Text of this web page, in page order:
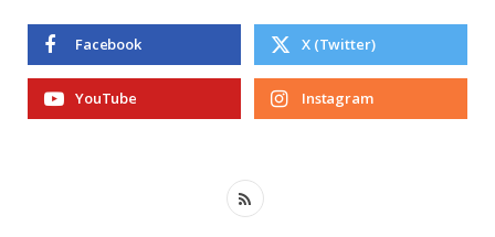
Facebook X (Twitter)
YouTube Instagram
R